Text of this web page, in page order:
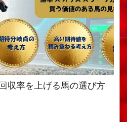
収率を上げる馬の選び方